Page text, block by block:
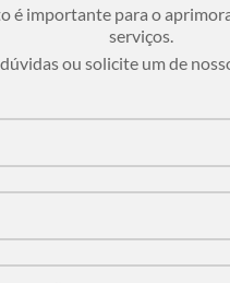
é importante para o
serviços.
ou solicite um de